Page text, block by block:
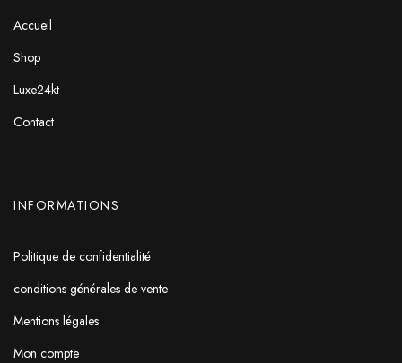
Accueil
Shop
Luxe24kt
Contact
INFORMATIONS
Politique de confidentialité
conditions générales de vente
Mentions légales
Mon compte